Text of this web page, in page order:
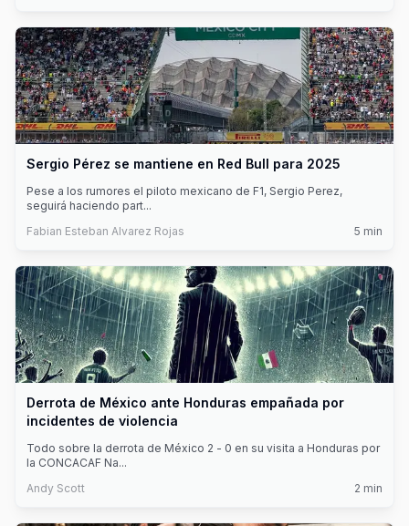
Sergio Pérez se mantiene en Red Bull para 2025
Pese a los rumores el piloto mexicano de F1, Sergio Perez,
seguirá haciendo part...
Fabian Esteban Alvarez Rojas
5 min
Derrota de México ante Honduras empañada por
incidentes de violencia
Todo sobre la derrota de México 2 - 0 en su visita a Honduras por
la CONCACAF Na...
Andy Scott
2 min